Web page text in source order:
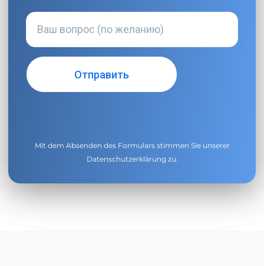
Mit dem Absenden des Formulars stimmen Sie unserer
Datenschutzerklärung zu.